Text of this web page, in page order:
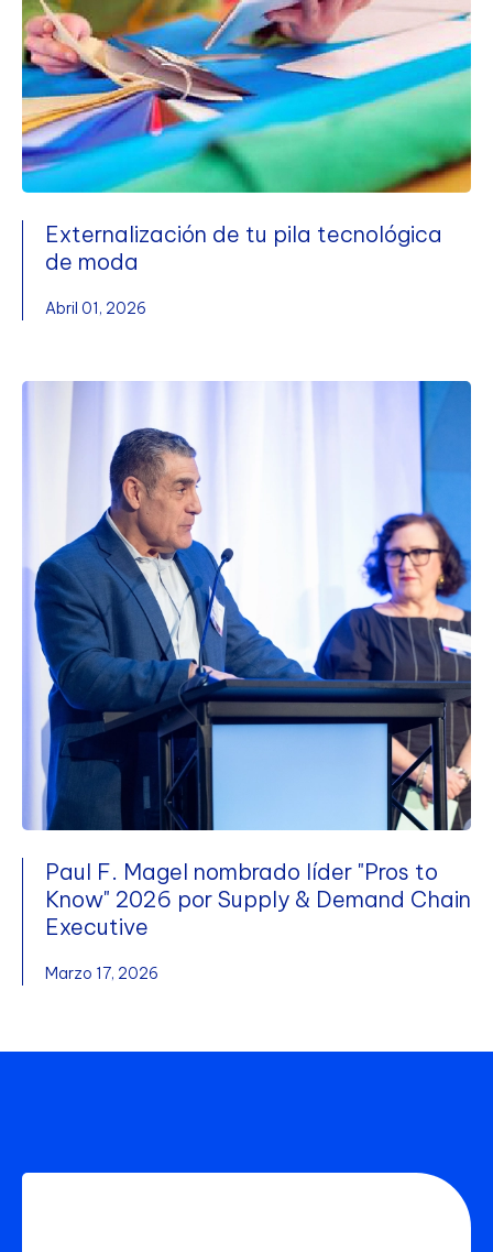
Externalización de tu pila tecnológica
de moda
Abril 01, 2026
Paul F. Magel nombrado líder "Pros to
Know" 2026 por Supply & Demand Chain
Executive
Marzo 17, 2026